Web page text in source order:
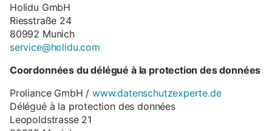
Holidu GmbH
Riesstraße 24
80992 Munich
service@holidu.com
Coordonnées du délégué à la protection des données
Proliance GmbH /www.datenschutzexperte.de
Délégué à la protection des données
Leopoldstrasse 21